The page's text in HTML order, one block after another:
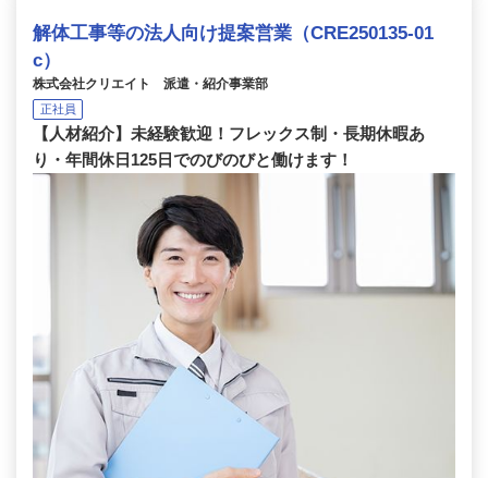
解体工事等の法人向け提案営業（CRE250135-01
c）
株式会社クリエイト 派遣・紹介事業部
正社員
【人材紹介】未経験歓迎！フレックス制・長期休暇あ
り・年間休日125日でのびのびと働けます！